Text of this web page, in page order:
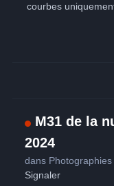
courbes
M31 de la
2024
dans
Signaler